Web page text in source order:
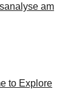
am
to Explore